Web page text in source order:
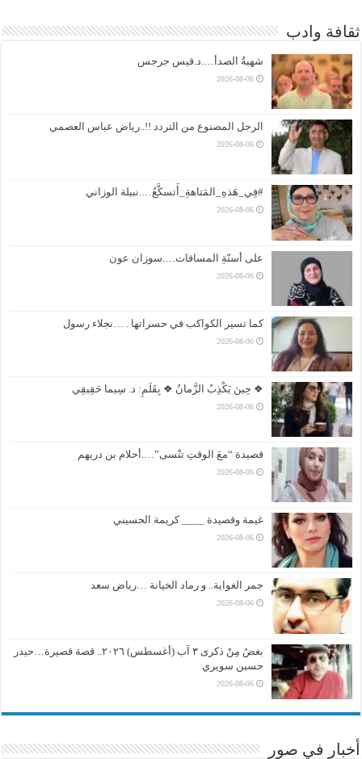
ثقافة وادب
شهيةُ الصدأ….د.قيس جرجس
2026-08-06
الرجل المصنوع من التردد !!..رياض عباس العصمي
2026-08-06
#فِي_هَذهِ_المَتاهةِ_أَتسكَّعُ….نبيلة الوزاني
2026-08-06
على أسنّةِ المسافات….سوزان عون
2026-08-06
كما تسير الكواكب في حسراتها . …نجلاء رسول
2026-08-06
❖ حِينَ يَكْذِبُ الزَّمانُ ❖ بِقَلَمِ: د. سِيما حَقِيقِي
2026-08-06
قصيدة “معَ الوقتِ تنْسى”….أحلام بن دريهم
2026-08-06
غيمة وقصيدة ____ كريمة الحسيني
2026-08-06
جمر الغواية.. و رماد الخيانة …رياض سعد
2026-08-06
بغضُ مِنْ ذكرى ٣ آب (أغسطس) ٢٠٢٦.. قصة قصيرة…حيدر
حسين سويري
2026-08-06
أخبار في صور